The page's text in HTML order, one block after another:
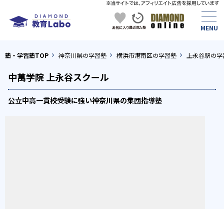
塾・学習塾TOP 神奈川県の学習塾 横浜市港南区の学習塾 上永谷駅の
中萬学院 上永谷スクール
公立中高一貫校受験に強い神奈川県の集団指導塾